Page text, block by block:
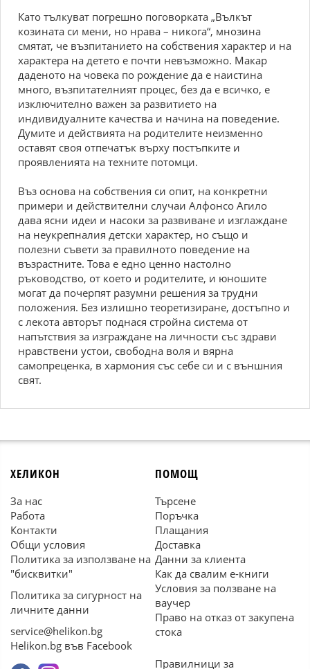
Като тълкуват погрешно поговорката „Вълкът
козината си мени, но нрава – никога“, мнозина
смятат, че възпитанието на собствения характер и на
характера на детето е почти невъзможно. Макар
даденото на човека по рождение да е наистина
много, възпитателният процес, без да е всичко, е
изключително важен за развитието на
индивидуалните качества и начина на поведение.
Думите и действията на родителите неизменно
оставят своя отпечатък върху постъпките и
проявленията на техните потомци.
Въз основа на собствения си опит, на конкретни
примери и действителни случаи Алфонсо Агило
дава ясни идеи и насоки за развиване и изглаждане
на неукрепналия детски характер, но също и
полезни съвети за правилното поведение на
възрастните. Това е едно ценно настолно
ръководство, от което и родителите, и юношите
могат да почерпят разумни решения за трудни
положения. Без излишно теоретизиране, достъпно и
с лекота авторът поднася стройна система от
напътствия за изграждане на личности със здрави
нравствени устои, свободна воля и вярна
самопреценка, в хармония със себе си и с външния
свят.
ХЕЛИКОН
За нас
Работа
Контакти
Общи условия
Политика за използване на
"бисквитки"
Политика за сигурност на
личните данни
service@helikon.bg
Helikon.bg във Facebook
ПОМОЩ
Търсене
Поръчка
Плащания
Доставка
Данни за клиента
Как да свалим е-книги
Условия за ползване на
ваучер
Право на отказ от закупена
стока
Правилници за